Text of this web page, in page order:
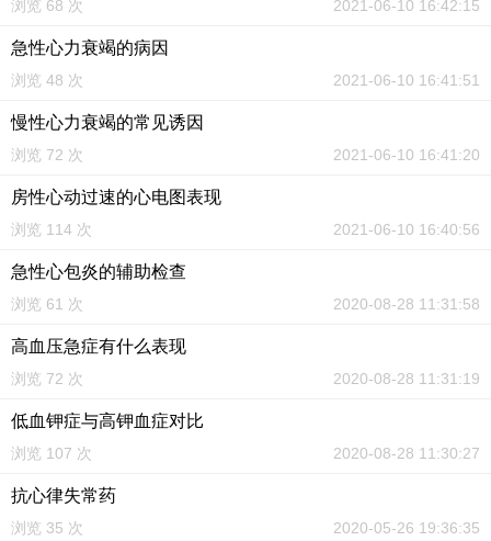
浏览 68 次 2021-06-10 16:42:15
急性心力衰竭的病因
浏览 48 次 2021-06-10 16:41:51
慢性心力衰竭的常见诱因
浏览 72 次 2021-06-10 16:41:20
房性心动过速的心电图表现
浏览 114 次 2021-06-10 16:40:56
急性心包炎的辅助检查
浏览 61 次 2020-08-28 11:31:58
高血压急症有什么表现
浏览 72 次 2020-08-28 11:31:19
低血钾症与高钾血症对比
浏览 107 次 2020-08-28 11:30:27
抗心律失常药
浏览 35 次 2020-05-26 19:36:35